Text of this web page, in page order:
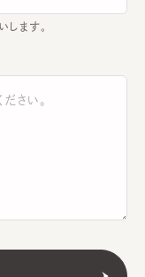
ます。